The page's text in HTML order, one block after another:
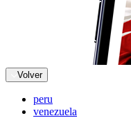
Volver
peru
venezuela